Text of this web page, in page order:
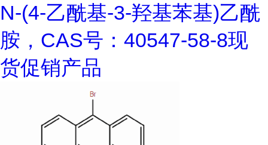
N-(4-乙酰基-3-羟基苯基)乙酰
胺，CAS号：40547-58-8现
货促销产品